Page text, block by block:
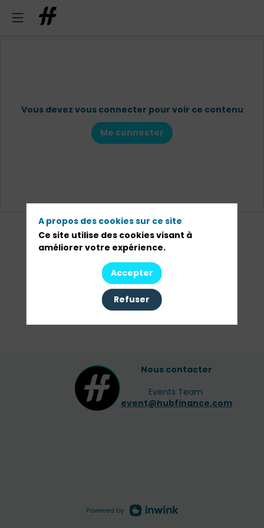
Vous devez vous connecter pour voir ce contenu
Me connecter
Nous contacter
Events Team
event@hubfinance.com
Powered by
A propos des cookies sur ce site
Ce site utilise des cookies visant à
améliorer votre expérience.
Accepter
Refuser